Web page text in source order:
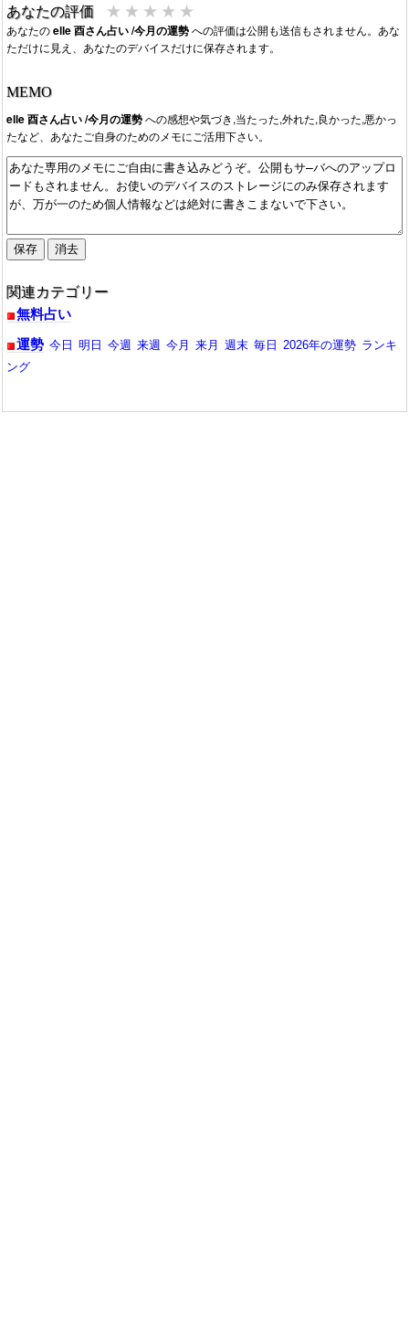
2024/06/07：今月6月の運勢が公開されています。
2024/05/05：今月5月の運勢が公開されています。
2024/04/03：今月4月の運勢が公開されています。
2024/01/05：今月1月の運勢の動画、3本が公開中です。
あなたの評価 ★ ★ ★ ★ ★
あなたのelle 酉さん占い /今月の運勢への評価は公開も送信もされません。あな
ただけに見え、あなたのデバイスだけに保存されます。
MEMO
elle 酉さん占い /今月の運勢への感想や気づき,当たった,外れた,良かった,悪かっ
たなど、あなたご自身のためのメモにご活用下さい。
関連カテゴリー
無料占い
運勢 今日 明日 今週 来週 今月 来月 週末 毎日 2026年の運勢 ランキ
ング